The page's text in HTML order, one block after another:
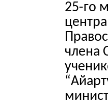
25-го
члена